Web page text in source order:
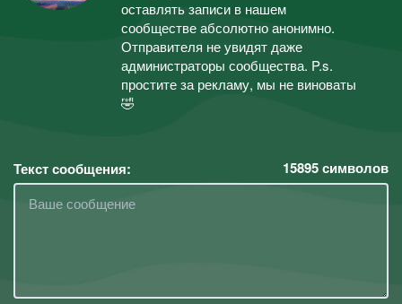
оставлять записи в нашем
сообществе абсолютно анонимно.
Отправителя не увидят даже
администраторы сообщества. P.s.
простите за рекламу, мы не виноваты
🤣
Текст сообщения: 15895символов